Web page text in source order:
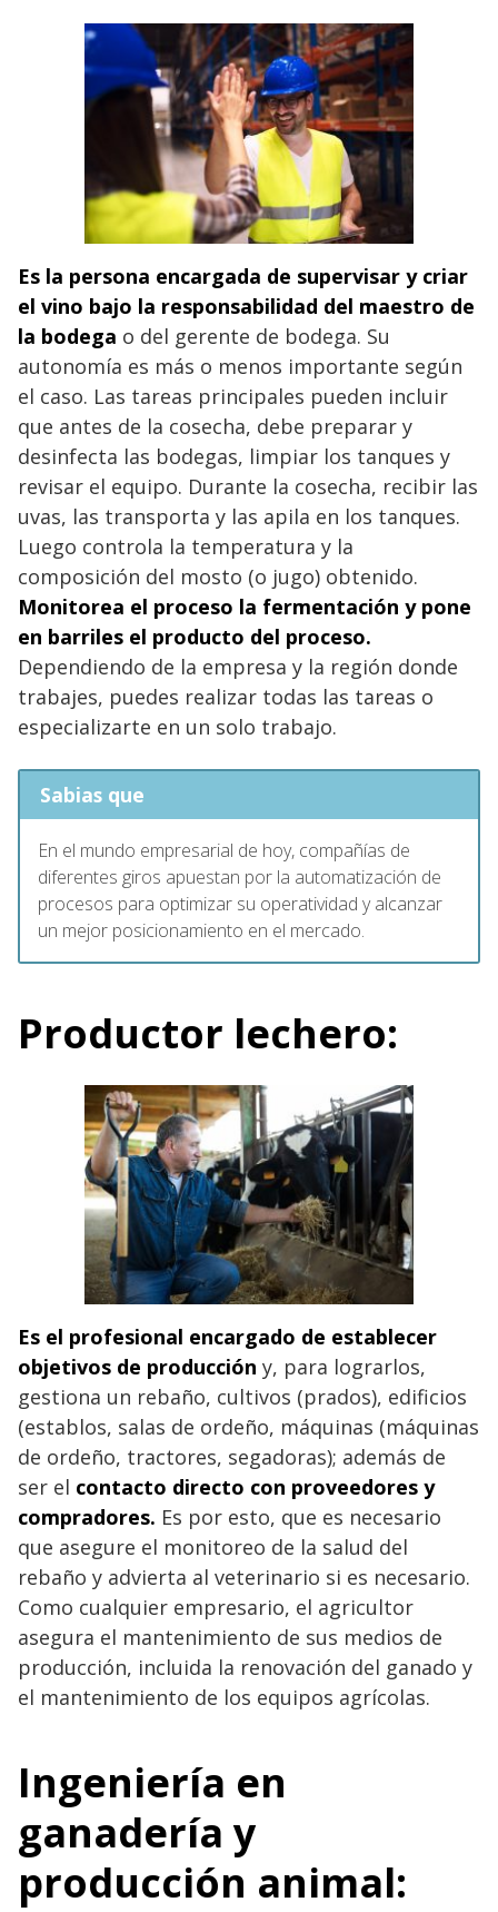
Es la persona encargada de supervisar y criar
el vino bajo la responsabilidad del maestro de
la bodega o del gerente de bodega. Su
autonomía es más o menos importante según
el caso. Las tareas principales pueden incluir
que antes de la cosecha, debe preparar y
desinfecta las bodegas, limpiar los tanques y
revisar el equipo. Durante la cosecha, recibir las
uvas, las transporta y las apila en los tanques.
Luego controla la temperatura y la
composición del mosto (o jugo) obtenido.
Monitorea el proceso la fermentación y pone
en barriles el producto del proceso.
Dependiendo de la empresa y la región donde
trabajes, puedes realizar todas las tareas o
especializarte en un solo trabajo.
Sabias que
En el mundo empresarial de hoy, compañías de
diferentes giros apuestan por la automatización de
procesos para optimizar su operatividad y alcanzar
un mejor posicionamiento en el mercado.
Productor lechero:
Es el profesional encargado de establecer
objetivos de producción y, para lograrlos,
gestiona un rebaño, cultivos (prados), edificios
(establos, salas de ordeño, máquinas (máquinas
de ordeño, tractores, segadoras); además de
ser el contacto directo con proveedores y
compradores. Es por esto, que es necesario
que asegure el monitoreo de la salud del
rebaño y advierta al veterinario si es necesario.
Como cualquier empresario, el agricultor
asegura el mantenimiento de sus medios de
producción, incluida la renovación del ganado y
el mantenimiento de los equipos agrícolas.
Ingeniería en
ganadería y
producción animal: